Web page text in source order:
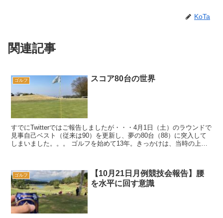
KoTa
関連記事
ゴルフ スコア80台の世界
すでにTwitterではご報告しましたが・・・4月1日（土）のラウンドで
見事自己ベスト（従来は90）を更新し、夢の80台（88）に突入して
しまいました。。。 ゴルフを始めて13年。きっかけは、当時の上司
ゴルフ
【10月21日月例競技会報告】腰
を水平に回す意識